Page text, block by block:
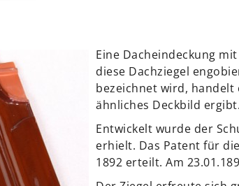
Eine Dacheindeckung
diese Dachziegel
bezeichnet wird, handelt
ähnliches Deckbild ergibt.
Entwickelt wurde der
erhielt. Das Patent für
1892 erteilt. Am